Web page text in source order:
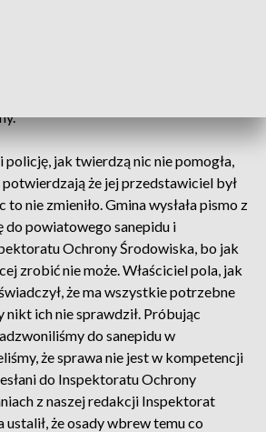
jak twierdzą nic nie pomogła,
że jej przedstawiciel był
to nie zmieniło. Gmina wysłała pismo z
do powiatowego sanepidu i
Ochrony Środowiska, bo jak
zrobić nie może. Właściciel pola, jak
że ma wszystkie potrzebne
ich nie sprawdził. Próbując
do sanepidu w
że sprawa nie jest w kompetencji
do Inspektoratu Ochrony
z naszej redakcji Inspektorat
że osady wbrew temu co